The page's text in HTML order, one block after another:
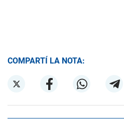
COMPARTÍ LA NOTA: